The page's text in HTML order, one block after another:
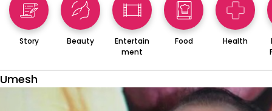
Story Beauty
Entertain
ment
Food Health
Umesh